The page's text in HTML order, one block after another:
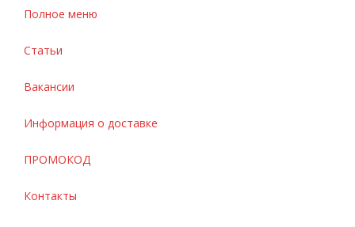
Полное меню
Статьи
Вакансии
Информация о доставке
ПРОМОКОД
Контакты